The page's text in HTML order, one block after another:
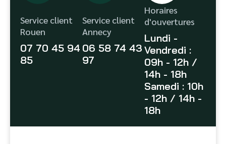
Service client
Rouen
07 70 45 94
85
Service client
Annecy
06 58 74 43
97
Horaires
d'ouvertures
Lundi -
Vendredi :
09h - 12h /
14h - 18h
Samedi : 10h
- 12h / 14h -
18h